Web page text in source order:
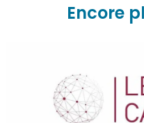
Encore